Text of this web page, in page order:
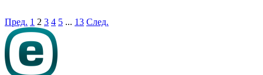
Пред. 1 2 3 4 5 ... 13 След.